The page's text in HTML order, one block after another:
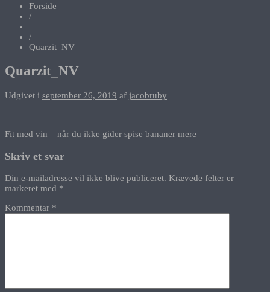
Forside
/
/
Quarzit_NV
Quarzit_NV
Udgivet i september 26, 2019 af jacobruby
Indlægsnavigation
Fit med vin – når du ikke gider spise bananer mere
Skriv et svar
Din e-mailadresse vil ikke blive publiceret. Krævede felter er
markeret med *
Kommentar *